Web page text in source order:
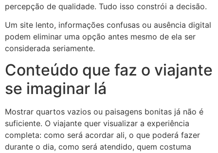
percepção de qualidade. Tudo isso constrói a decisão.
Um site lento, informações confusas ou ausência digital
podem eliminar uma opção antes mesmo de ela ser
considerada seriamente.
Conteúdo que faz o viajante
se imaginar lá
Mostrar quartos vazios ou paisagens bonitas já não é
suficiente. O viajante quer visualizar a experiência
completa: como será acordar ali, o que poderá fazer
durante o dia, como será atendido, quem costuma